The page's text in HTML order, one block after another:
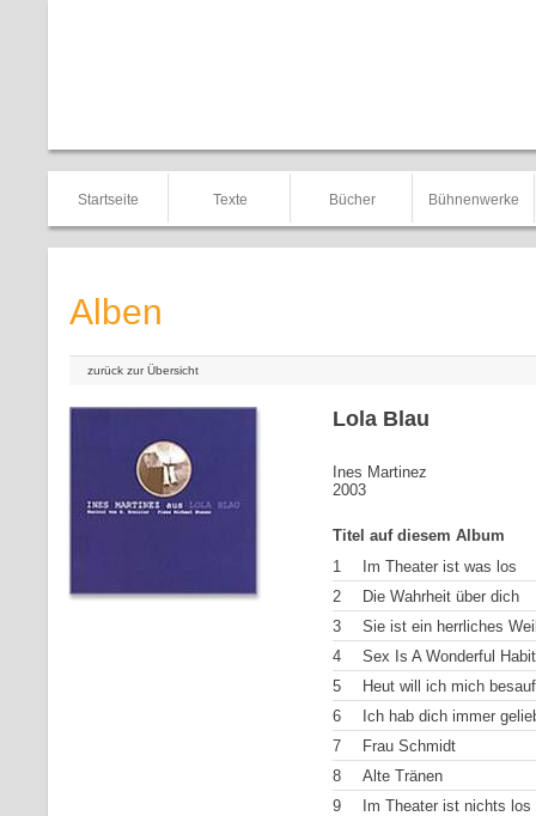
Startseite Texte Bücher Bühnenwerke
Alben
zurück zur Übersicht
Lola Blau
Ines Martinez
2003
Titel auf diesem Album
1
Im Theater ist was los
2
Die Wahrheit über dich
3
Sie ist ein herrliches
4
Sex Is A Wonderful Habit
5
Heut will ich mich
6
Ich hab dich immer
7
Frau Schmidt
8
Alte Tränen
9
Im Theater ist nichts los